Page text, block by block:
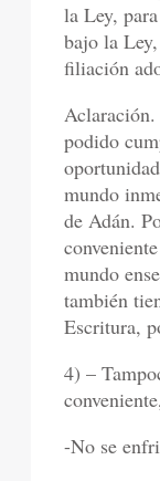
la Ley,
bajo la
filiación
Aclaración.
podido
mundo
de Adán.
mundo
también
Escritura,
4) –
-No se